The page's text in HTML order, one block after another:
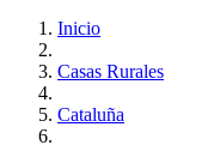
Inicio
Casas Rurales
Cataluña